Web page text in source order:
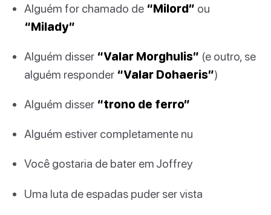
Alguém for chamado de “Milord” ou
“Milady”
Alguém disser “Valar Morghulis” (e outro, se
alguém responder “Valar Dohaeris”)
Alguém disser “trono de ferro”
Alguém estiver completamente nu
Você gostaria de bater em Joffrey
Uma luta de espadas puder ser vista